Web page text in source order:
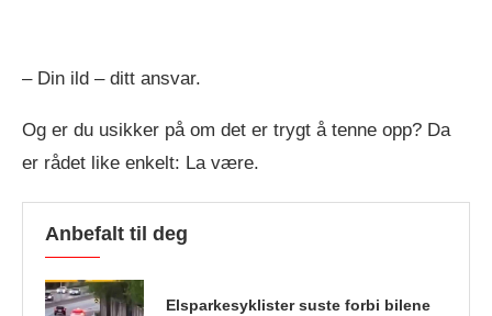
– Din ild – ditt ansvar.
Og er du usikker på om det er trygt å tenne opp? Da
er rådet like enkelt: La være.
Anbefalt til deg
Elsparkesyklister suste forbi bilene